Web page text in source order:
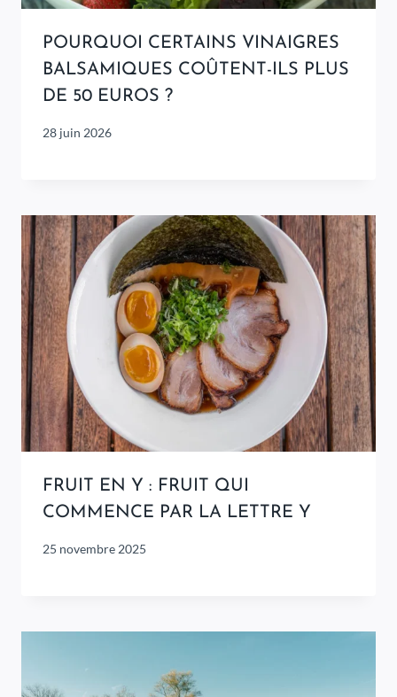
POURQUOI CERTAINS VINAIGRES
BALSAMIQUES COÛTENT-ILS PLUS
DE 50 EUROS ?
28 juin 2026
FRUIT EN Y : FRUIT QUI
COMMENCE PAR LA LETTRE Y
25 novembre 2025